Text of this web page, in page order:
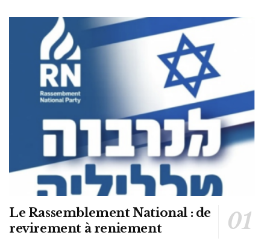
Le Rassemblement National : de
revirement à reniement